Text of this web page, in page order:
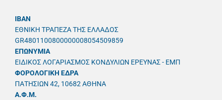
IBAN
ΕΘΝΙΚΗ ΤΡΑΠΕΖΑ ΤΗΣ ΕΛΛΑΔΟΣ
GR4801100800000008054509859
ΕΠΩΝΥΜΙΑ
ΕΙΔΙΚΟΣ ΛΟΓΑΡΙΑΣΜΟΣ ΚΟΝΔΥΛΙΩΝ ΕΡΕΥΝΑΣ - ΕΜΠ
ΦΟΡΟΛΟΓΙΚΗ ΕΔΡΑ
ΠΑΤΗΣΙΩΝ 42, 10682 ΑΘΗΝΑ
A.Φ.Μ.